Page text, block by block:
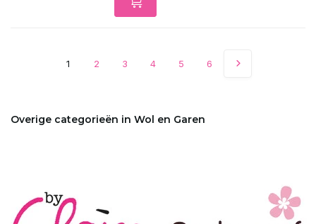
1 2 3 4 5 6
Overige categorieën in Wol en Garen